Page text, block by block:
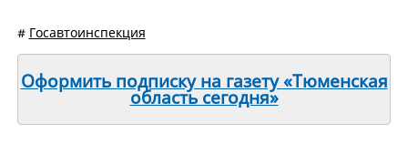
# Госавтоинспекция
Оформить подписку на газету «Тюменская
область сегодня»